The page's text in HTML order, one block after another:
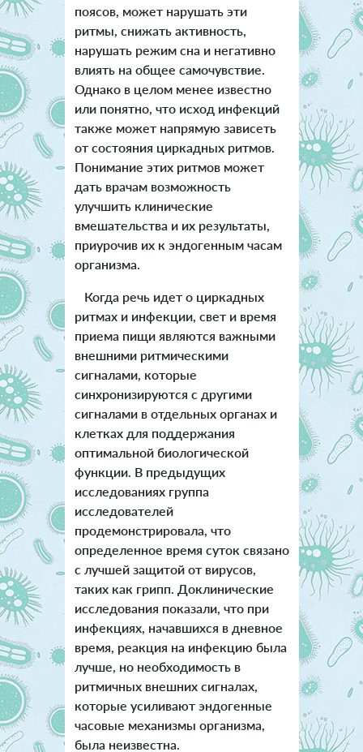
поясов, может нарушать эти
ритмы, снижать активность,
нарушать режим сна и негативно
влиять на общее самочувствие.
Однако в целом менее известно
или понятно, что исход инфекций
также может напрямую зависеть
от состояния циркадных ритмов.
Понимание этих ритмов может
дать врачам возможность
улучшить клинические
вмешательства и их результаты,
приурочив их к эндогенным часам
организма.
Когда речь идет о циркадных
ритмах и инфекции, свет и время
приема пищи являются важными
внешними ритмическими
сигналами, которые
синхронизируются с другими
сигналами в отдельных органах и
клетках для поддержания
оптимальной биологической
функции. В предыдущих
исследованиях группа
исследователей
продемонстрировала, что
определенное время суток связано
с лучшей защитой от вирусов,
таких как грипп. Доклинические
исследования показали, что при
инфекциях, начавшихся в дневное
время, реакция на инфекцию была
лучше, но необходимость в
ритмичных внешних сигналах,
которые усиливают эндогенные
часовые механизмы организма,
была неизвестна.